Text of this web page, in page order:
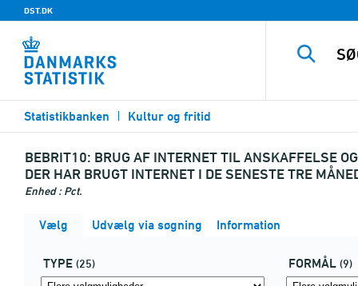
DST.DK
Statistikbanken Kultur og fritid
BEBRIT10: BRUG AF INTERNET TIL ANSKAFFELSE
DER HAR BRUGT INTERNET I DE SENESTE TRE
Enhed : Pct.
Vælg Udvælg via søgning Information
TYPE (25) FORMÅL (9)